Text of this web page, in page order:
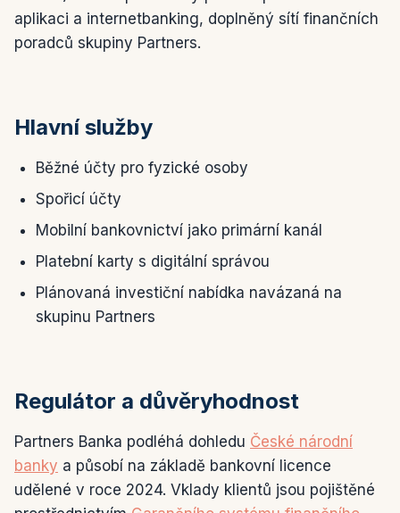
aplikaci a internetbanking, doplněný sítí finančních
poradců skupiny Partners.
Hlavní služby
Běžné účty pro fyzické osoby
Spořicí účty
Mobilní bankovnictví jako primární kanál
Platební karty s digitální správou
Plánovaná investiční nabídka navázaná na
skupinu Partners
Regulátor a důvěryhodnost
Partners Banka podléhá dohledu České národní
banky a působí na základě bankovní licence
udělené v roce 2024. Vklady klientů jsou pojištěné